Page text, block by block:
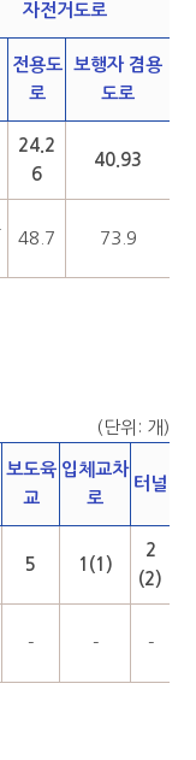
자전거도로
전용도
로
보행자 겸용
도로
24.2
6
40.93
48.7 73.9
(단위: 개)
보도육
교
입체교차
로
터널
5 1(1)
2
(2)
- - -